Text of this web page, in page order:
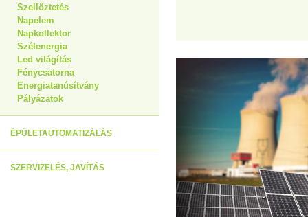
Szellőztetés
Napelem
Napkollektor
Szélenergia
Led világítás
Fénycsatorna
Energiatanúsítvány
Pályázatok
ÉPÜLETAUTOMATIZÁLÁS
SZERVIZELÉS, JAVÍTÁS